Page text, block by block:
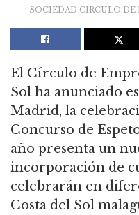
SOCIEDAD CIRCULO DE
El Círculo de
Sol ha anunciado
Madrid, la
Concurso de
año presenta un
incorporación de
celebrarán en
Costa del Sol